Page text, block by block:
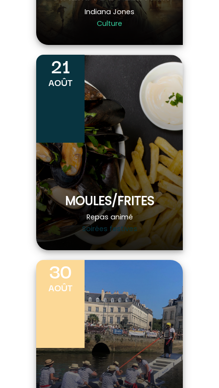
Indiana Jones
Culture
21
AOÛT
MOULES/FRITES
Repas animé
Soirées festives
30
AOÛT